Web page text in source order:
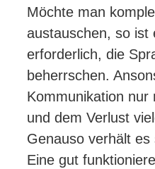
Möchte man
austauschen, so ist
erforderlich, die
beherrschen.
Kommunikation nur
und dem Verlust
Genauso verhält
Eine gut